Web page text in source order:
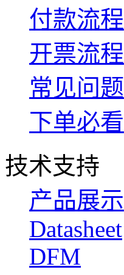
付款流程
开票流程
常见问题
下单必看
技术支持
产品展示
Datasheet
DFM